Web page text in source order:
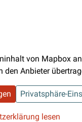
von Mapbox
den Anbieter
Privatsphäre-
lesen